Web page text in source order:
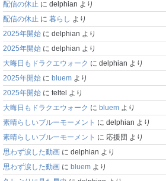
配信の休止 に delphian より
配信の休止 に 暮らし より
2025年開始 に delphian より
2025年開始 に delphian より
大晦日もドラクエウォーク に delphian より
2025年開始 に bluem より
2025年開始 に teltel より
大晦日もドラクエウォーク に bluem より
素晴らしいブルーモーメント に delphian より
素晴らしいブルーモーメント に 応援団 より
思わず涙した動画 に delphian より
思わず涙した動画 に bluem より